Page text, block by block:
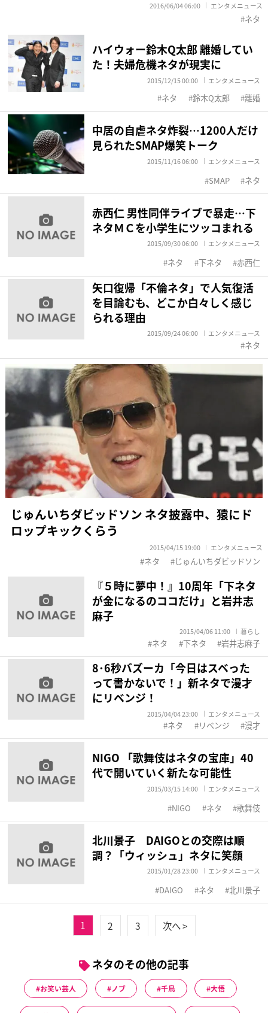
2016/06/04 06:00 エンタメニュース
ネタ
ハイウォー鈴木Q太郎 離婚してい
た！夫婦危機ネタが現実に
2015/12/15 00:00 エンタメニュース
ネタ 鈴木Q太郎 離婚
中居の自虐ネタ炸裂…1200人だけ
見られたSMAP爆笑トーク
2015/11/16 06:00 エンタメニュース
SMAP ネタ
赤西仁 男性同伴ライブで暴走…下
ネタＭＣを小学生にツッコまれる
2015/09/30 06:00 エンタメニュース
ネタ 下ネタ 赤西仁
矢口復帰「不倫ネタ」で人気復活
を目論むも、どこか白々しく感じ
られる理由
2015/09/24 06:00 エンタメニュース
ネタ
じゅんいちダビッドソン ネタ披露中、猿にド
ロップキックくらう
2015/04/15 19:00 エンタメニュース
ネタ じゅんいちダビッドソン
『５時に夢中！』10周年「下ネタ
が金になるのココだけ」と岩井志
麻子
2015/04/06 11:00 暮らし
ネタ 下ネタ 岩井志麻子
8･6秒バズーカ「今日はスベった
って書かないで！」新ネタで漫才
にリベンジ！
2015/04/04 23:00 エンタメニュース
ネタ リベンジ 漫才
NIGO 「歌舞伎はネタの宝庫」40
代で開いていく新たな可能性
2015/03/15 14:00 エンタメニュース
NIGO ネタ 歌舞伎
北川景子 DAIGOとの交際は順
調？「ウィッシュ」ネタに笑顔
2015/01/28 23:00 エンタメニュース
DAIGO ネタ 北川景子
1 2 3 次へ >
ネタのその他の記事
お笑い芸人 ノブ 千鳥 大悟